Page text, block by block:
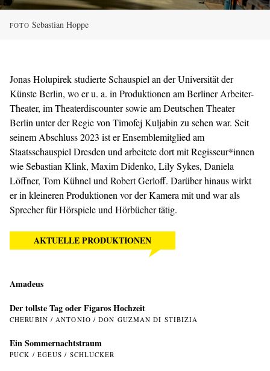
FOTO Sebastian Hoppe
Jonas Holupirek studierte Schauspiel an der Universität der
Künste Berlin, wo er u. a. in Produktionen am Berliner Arbeiter-
Theater, im Theaterdiscounter sowie am Deutschen Theater
Berlin unter der Regie von Timofej Kuljabin zu sehen war. Seit
seinem Abschluss 2023 ist er Ensemblemitglied am
Staatsschauspiel Dresden und arbeitete dort mit Regisseur*innen
wie Sebastian Klink, Maxim Didenko, Lily Sykes, Daniela
Löffner, Tom Kühnel und Robert Gerloff. Darüber hinaus wirkt
er in kleineren Produktionen vor der Kamera mit und war als
Sprecher für Hörspiele und Hörbücher tätig.
AKTUELLE PRODUKTIONEN
Amadeus
Der tollste Tag oder Figaros Hochzeit
CHERUBIN / ANTONIO / DON GUZMAN DI STIBIZIA
Ein Sommer­nachtstraum
PUCK / EGEUS / SCHLUCKER